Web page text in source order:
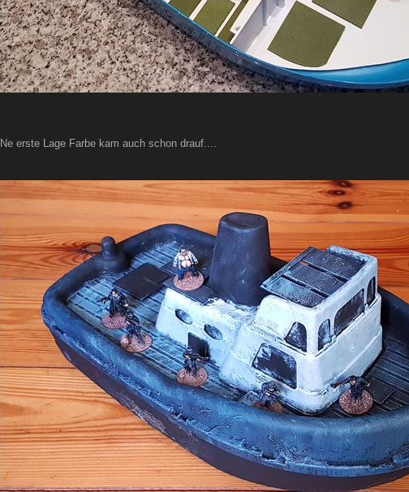
Ne erste Lage Farbe kam auch schon drauf....